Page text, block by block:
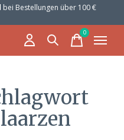
bei Bestellungen über 100 €
0items